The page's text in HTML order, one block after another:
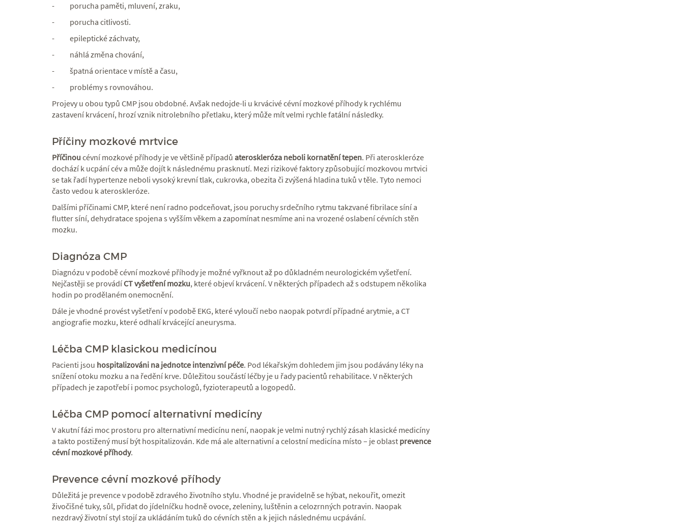
- porucha paměti, mluvení, zraku,
- porucha citlivosti.
- epileptické záchvaty,
- náhlá změna chování,
- špatná orientace v místě a času,
- problémy s rovnováhou.
Projevy u obou typů CMP jsou obdobné. Avšak nedojde-li u krvácivé cévní mozkové příhody k rychlému
zastavení krvácení, hrozí vznik nitrolebního přetlaku, který může mít velmi rychle fatální následky.
Příčiny mozkové mrtvice
Příčinou cévní mozkové příhody je ve většině případů ateroskleróza neboli kornatění tepen. Při ateroskleróze
dochází k ucpání cév a může dojít k následnému prasknutí. Mezi rizikové faktory způsobující mozkovou mrtvici
se tak řadí hypertenze neboli vysoký krevní tlak, cukrovka, obezita či zvýšená hladina tuků v těle. Tyto nemoci
často vedou k ateroskleróze.
Dalšími příčinami CMP, které není radno podceňovat, jsou poruchy srdečního rytmu takzvané fibrilace síní a
flutter síní, dehydratace spojena s vyšším věkem a zapomínat nesmíme ani na vrozené oslabení cévních stěn
mozku.
Diagnóza CMP
Diagnózu v podobě cévní mozkové příhody je možné vyřknout až po důkladném neurologickém vyšetření.
Nejčastěji se provádíCT vyšetření mozku, které objeví krvácení. V některých případech až s odstupem několika
hodin po prodělaném onemocnění.
Dále je vhodné provést vyšetření v podobě EKG, které vyloučí nebo naopak potvrdí případné arytmie, a CT
angiografie mozku, které odhalí krvácející aneurysma.
Léčba CMP klasickou medicínou
Pacienti jsou hospitalizováni na jednotce intenzivní péče. Pod lékařským dohledem jim jsou podávány léky na
snížení otoku mozku a na ředění krve. Důležitou součástí léčby je u řady pacientů rehabilitace. V některých
případech je zapotřebí i pomoc psychologů, fyzioterapeutů a logopedů.
Léčba CMP pomocí alternativní medicíny
V akutní fázi moc prostoru pro alternativní medicínu není, naopak je velmi nutný rychlý zásah klasické medicíny
a takto postižený musí být hospitalizován. Kde má ale alternativní a celostní medicína místo – je oblast prevence
cévní mozkové příhody.
Prevence cévní mozkové příhody
Důležitá je prevence v podobě zdravého životního stylu. Vhodné je pravidelně se hýbat, nekouřit, omezit
živočišné tuky, sůl, přidat do jídelníčku hodně ovoce, zeleniny, luštěnin a celozrnných potravin. Naopak
nezdravý životní styl stojí za ukládáním tuků do cévních stěn a k jejich následnému ucpávání.